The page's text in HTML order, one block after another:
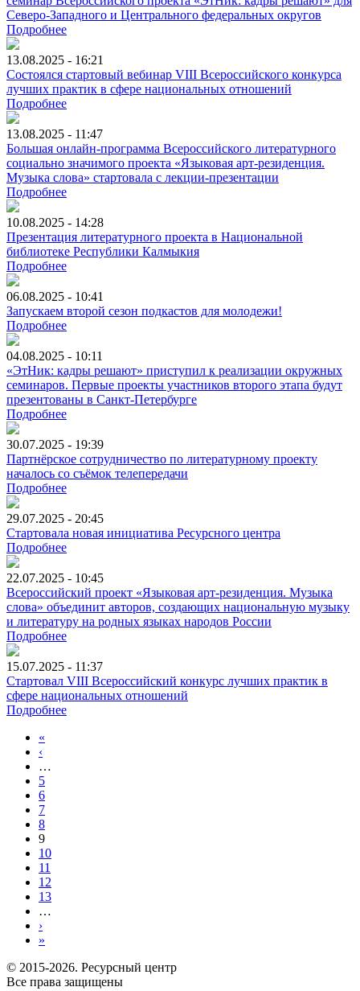
Северо-Западного и Центрального федеральных округов
Подробнее
13.08.2025 - 16:21
Состоялся стартовый вебинар VIII Всероссийского конкурса
лучших практик в сфере национальных отношений
Подробнее
13.08.2025 - 11:47
Большая онлайн-программа Всероссийского литературного
социально значимого проекта «Языковая арт-резиденция.
Музыка слова» стартовала с лекции-презентации
Подробнее
10.08.2025 - 14:28
Презентация литературного проекта в Национальной
библиотеке Республики Калмыкия
Подробнее
06.08.2025 - 10:41
Запускаем второй сезон подкастов для молодежи!
Подробнее
04.08.2025 - 10:11
«ЭтНик: кадры решают» приступил к реализации окружных
семинаров. Первые проекты участников второго этапа будут
презентованы в Санкт-Петербурге
Подробнее
30.07.2025 - 19:39
Партнёрское сотрудничество по литературному проекту
началось со съёмок телепередачи
Подробнее
29.07.2025 - 20:45
Стартовала новая инициатива Ресурсного центра
Подробнее
22.07.2025 - 10:45
Всероссийский проект «Языковая арт-резиденция. Музыка
слова» объединит авторов, создающих национальную музыку
и литературу на родных языках народов России
Подробнее
15.07.2025 - 11:37
Стартовал VIII Всероссийский конкурс лучших практик в
сфере национальных отношений
Подробнее
«
‹
…
5
6
7
8
9
10
11
12
13
…
›
»
© 2015-2026. Ресурсный центр
Все права защищены